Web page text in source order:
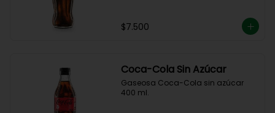
$7.500
Coca-Cola Sin Azúcar
Gaseosa Coca-Cola sin azúcar
400 ml.